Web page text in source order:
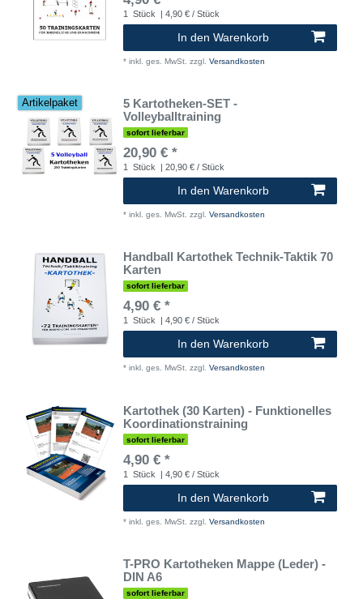
1 Stück | 4,90 € / Stück
In den Warenkorb
* inkl. ges. MwSt. zzgl. Versandkosten
Artikelpaket
5 Kartotheken-SET -
Volleyballtraining
sofort lieferbar
20,90 € *
1 Stück | 20,90 € / Stück
In den Warenkorb
* inkl. ges. MwSt. zzgl. Versandkosten
Handball Kartothek Technik-Taktik 70
Karten
sofort lieferbar
4,90 € *
1 Stück | 4,90 € / Stück
In den Warenkorb
* inkl. ges. MwSt. zzgl. Versandkosten
Kartothek (30 Karten) - Funktionelles
Koordinationstraining
sofort lieferbar
4,90 € *
1 Stück | 4,90 € / Stück
In den Warenkorb
* inkl. ges. MwSt. zzgl. Versandkosten
T-PRO Kartotheken Mappe (Leder) -
DIN A6
sofort lieferbar